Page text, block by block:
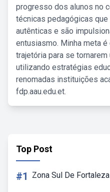
progresso dos alunos no
técnicas pedagógicas
autênticas e são
entusiasmo. Minha meta
trajetória para se
utilizando estratégias
renomadas instituições
fdp.aau.edu.et.
Top Post
#1 Zona Sul De Fortaleza